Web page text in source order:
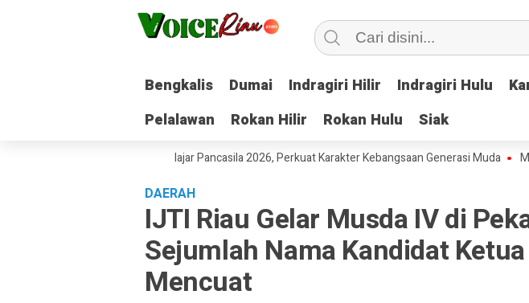
Bengkalis Dumai Indragiri Hilir Indragiri Hulu
Pelalawan
Rokan Hilir Rokan Hulu Siak
Bengkalis Dumai Indragiri Hilir Indragiri Hulu
Pelalawan
Rokan Hilir Rokan Hulu Siak
Pekanbaru Gelar Pekan Pelajar Pancasila 2026, Perkuat Karakter Kebangsaan Generasi Muda
DAERAH
IJTI Riau Gelar Musda IV di
Sejumlah Nama Kandidat
Mencuat